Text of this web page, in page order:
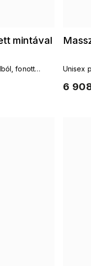
mintával
fonott
6
Unisex